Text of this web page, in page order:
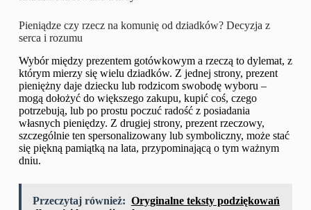
Pieniądze czy rzecz na komunię od dziadków? Decyzja z
serca i rozumu
Wybór między prezentem gotówkowym a rzeczą to dylemat, z
którym mierzy się wielu dziadków. Z jednej strony, prezent
pieniężny daje dziecku lub rodzicom swobodę wyboru –
mogą dołożyć do większego zakupu, kupić coś, czego
potrzebują, lub po prostu poczuć radość z posiadania
własnych pieniędzy. Z drugiej strony, prezent rzeczowy,
szczególnie ten spersonalizowany lub symboliczny, może stać
się piękną pamiątką na lata, przypominającą o tym ważnym
dniu.
Przeczytaj również: Oryginalne teksty podziękowań